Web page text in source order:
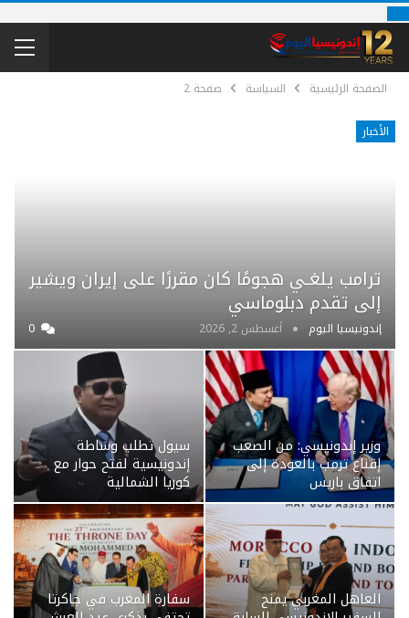
الصفحة الرئيسية السياسة صفحة 2
الأخبار
ترامب يلغـي هجومًا كان مقررًا على إيران ويشير
إلى تقدم دبلوماسي
إندونيسيا اليوم أغسطس 2, 2026
وزير إندونيسي: من الصعب
إقناع ترمب بالعودة إلى
اتفاق باريس
سيول تطلب وساطة
إندونيسية لفتح حوار مع
كوريا الشمالية
العاهل المغربي يمنح سفارة المغرب في جاكرتا